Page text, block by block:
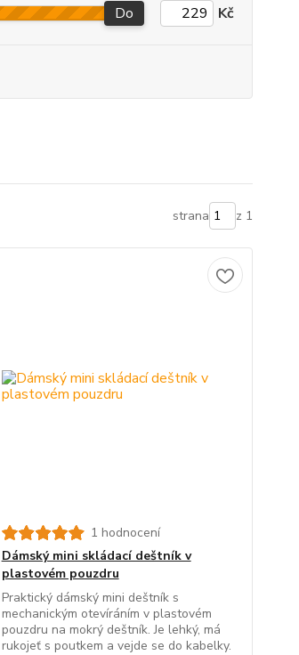
Do Kč
strana z 1
1 hodnocení
Dámský mini skládací deštník v
plastovém pouzdru
Praktický dámský mini deštník s
mechanickým otevíráním v plastovém
pouzdru na mokrý deštník. Je lehký, má
rukojeť s poutkem a vejde se do kabelky.